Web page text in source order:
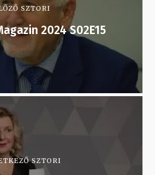
SZTORI
2024 S02E15
SZTORI